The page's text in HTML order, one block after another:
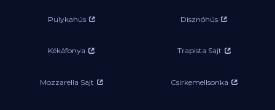
Pulykahús Disznóhús
Kékáfonya Trapista Sajt
Mozzarella Sajt Csirkemellsonka